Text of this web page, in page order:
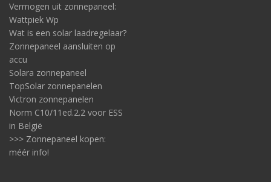
Vermogen uit zonnepaneel:
Wattpiek Wp
Wat is een solar laadregelaar?
Zonnepaneel aansluiten op
accu
Solara zonnepaneel
TopSolar zonnepanelen
Victron zonnepanelen
Norm C10/11ed.2.2 voor ESS
in België
>>> Zonnepaneel kopen:
méér info!